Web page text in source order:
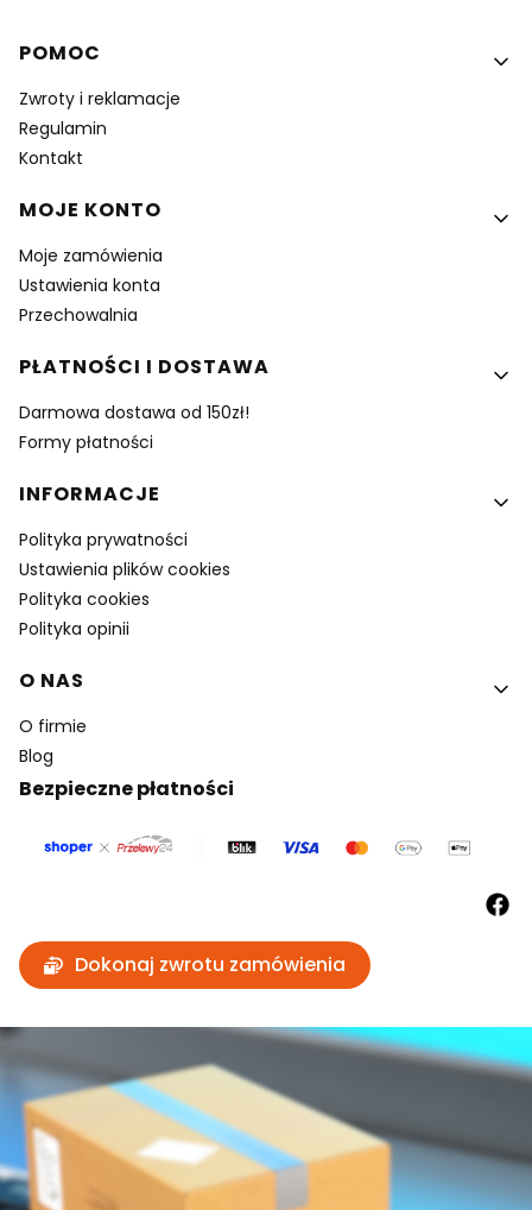
Linki w stopce
POMOC
Zwroty i reklamacje
Regulamin
Kontakt
MOJE KONTO
Moje zamówienia
Ustawienia konta
Przechowalnia
PŁATNOŚCI I DOSTAWA
Darmowa dostawa od 150zł!
Formy płatności
INFORMACJE
Polityka prywatności
Ustawienia plików cookies
Polityka cookies
Polityka opinii
O NAS
O firmie
Blog
Bezpieczne płatności
Dokonaj zwrotu zamówienia